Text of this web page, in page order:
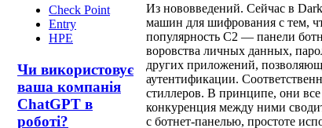
Check Point
Entry
HPE
Чи використовує
ваша компанія
ChatGPT в
роботі?
Из нововведений. Сейчас в
машин для шифрования с тем,
популярность С2 — панели
воровства личных данных,
других приложений,
аутентификации.
стиллеров. В принципе, они
конкуренция между ними
с ботнет-панелью, простоте